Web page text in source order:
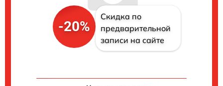
-20%
Скидка по
предварительной
записи на сайте